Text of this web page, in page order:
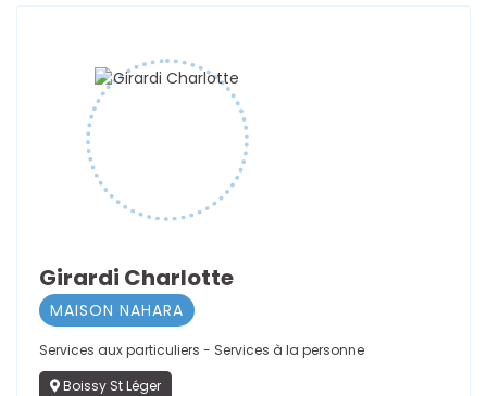
Girardi Charlotte
MAISON NAHARA
Services aux particuliers - Services à la personne
Boissy St Léger